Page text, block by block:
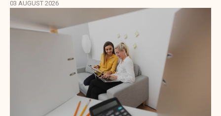
03 AUGUST 2026